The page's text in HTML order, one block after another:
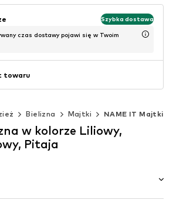
Szybka dostawa
czas dostawy pojawi się w Twoim
towaru
Bielizna Majtki NAME IT Majtki
w kolorze Liliowy,
Pitaja